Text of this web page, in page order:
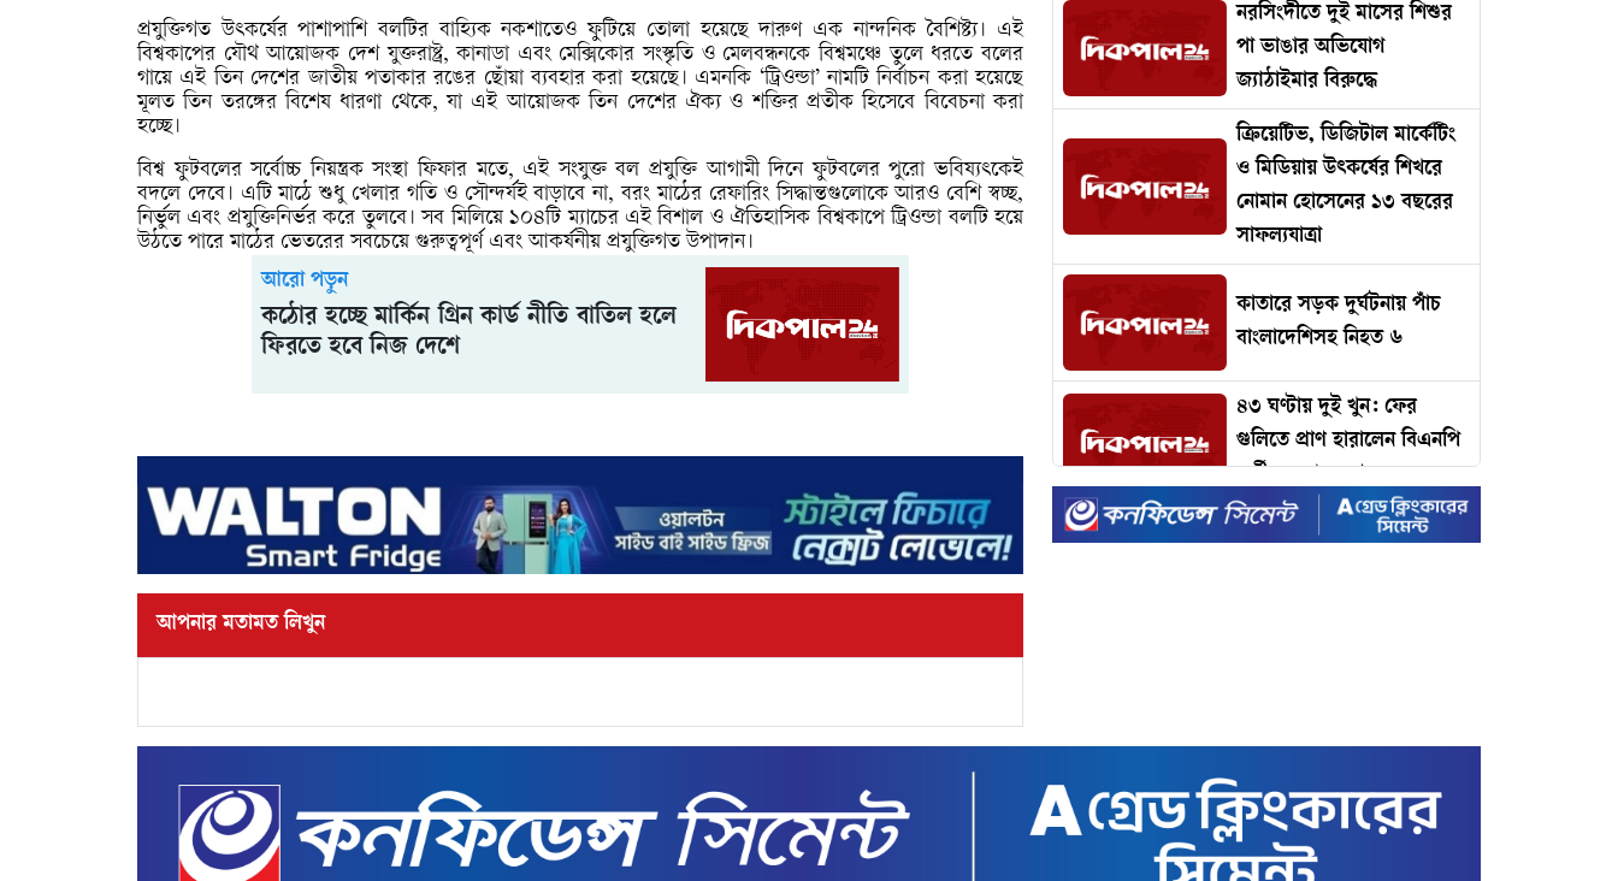
প্রযুক্তিগত উৎকর্ষের পাশাপাশি বলটির বাহ্যিক নকশাতেও ফুটিয়ে তোলা হয়েছে দারুণ এক নান্দনিক বৈশিষ্ট্য। এই
বিশ্বকাপের যৌথ আয়োজক দেশ যুক্তরাষ্ট্র, কানাডা এবং মেক্সিকোর সংস্কৃতি ও মেলবন্ধনকে বিশ্বমঞ্চে তুলে ধরতে বলের
গায়ে এই তিন দেশের জাতীয় পতাকার রঙের ছোঁয়া ব্যবহার করা হয়েছে। এমনকি ‘ট্রিওন্ডা’ নামটি নির্বাচন করা হয়েছে
মূলত তিন তরঙ্গের বিশেষ ধারণা থেকে, যা এই আয়োজক তিন দেশের ঐক্য ও শক্তির প্রতীক হিসেবে বিবেচনা করা
হচ্ছে।
বিশ্ব ফুটবলের সর্বোচ্চ নিয়ন্ত্রক সংস্থা ফিফার মতে, এই সংযুক্ত বল প্রযুক্তি আগামী দিনে ফুটবলের পুরো ভবিষ্যৎকেই
বদলে দেবে। এটি মাঠে শুধু খেলার গতি ও সৌন্দর্যই বাড়াবে না, বরং মাঠের রেফারিং সিদ্ধান্তগুলোকে আরও বেশি স্বচ্ছ,
নির্ভুল এবং প্রযুক্তিনির্ভর করে তুলবে। সব মিলিয়ে ১০৪টি ম্যাচের এই বিশাল ও ঐতিহাসিক বিশ্বকাপে ট্রিওন্ডা বলটি হয়ে
উঠতে পারে মাঠের ভেতরের সবচেয়ে গুরুত্বপূর্ণ এবং আকর্ষনীয় প্রযুক্তিগত উপাদান।
আরো পড়ুন
কঠোর হচ্ছে মার্কিন গ্রিন কার্ড নীতি বাতিল হলে
ফিরতে হবে নিজ দেশে
আপনার মতামত লিখুন
নরসিংদীতে দুই মাসের শিশুর
পা ভাঙার অভিযোগ
জ্যাঠাইমার বিরুদ্ধে
ক্রিয়েটিভ, ডিজিটাল মার্কেটিং
ও মিডিয়ায় উৎকর্ষের শিখরে
নোমান হোসেনের ১৩ বছরের
সাফল্যযাত্রা
কাতারে সড়ক দুর্ঘটনায় পাঁচ
বাংলাদেশিসহ নিহত ৬
৪৩ ঘণ্টায় দুই খুন: ফের
গুলিতে প্রাণ হারালেন বিএনপি
কর্মী, জনপদে আতঙ্ক
ঢাকার যানজট কমাতে
প্রধানমন্ত্রী তারেক রহমান
ইদে রেকর্ড ছুটি ঘোষণা করল
সরকার